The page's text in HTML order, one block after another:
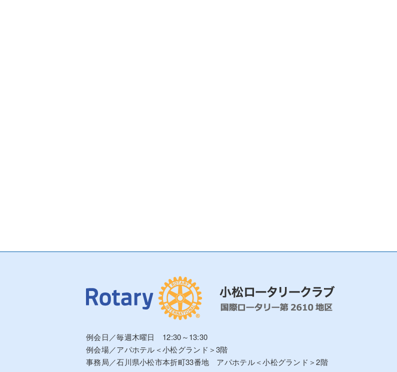
例会日／毎週木曜日 12:30～13:30
例会場／アパホテル＜小松グランド＞3階
事務局／石川県小松市本折町33番地 アパホテル＜小松グランド＞2階